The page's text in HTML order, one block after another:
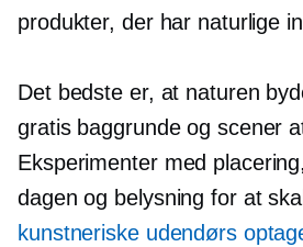
produkter, der har naturlige
Det bedste er, at naturen
gratis baggrunde og scener
Eksperimenter med
dagen og belysning for at
kunstneriske udendørs